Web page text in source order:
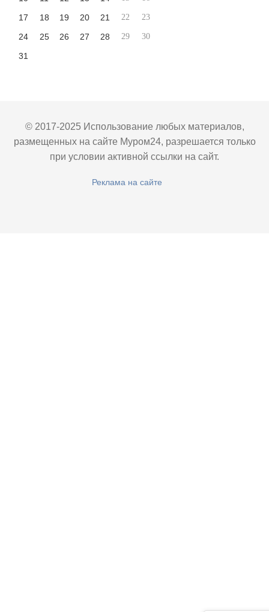
17 18 19 20 21 22 23
24 25 26 27 28 29 30
31
© 2017-2025 Использование любых материалов,
размещенных на сайте Муром24, разрешается только
при условии активной ссылки на сайт.
Реклама на сайте